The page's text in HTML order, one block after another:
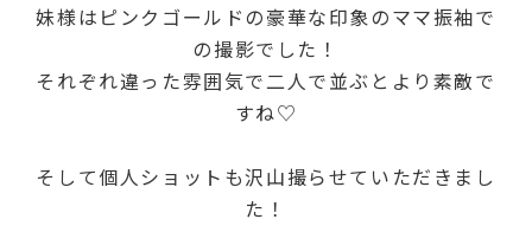
妹様はピンクゴールドの豪華な印象のママ振袖で
の撮影でした！
それぞれ違った雰囲気で二人で並ぶとより素敵で
すね♡
そして個人ショットも沢山撮らせていただきまし
た！